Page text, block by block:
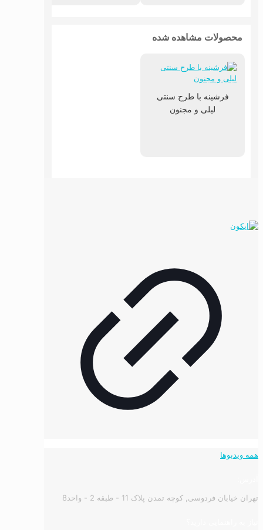
محصولات مشاهده شده
فرشینه با طرح سنتی
لیلی و مجنون
همه ویدیوها
تهران خیابان فردوسی, کوچه تمدن پلاک 11 - طبقه 2 - واحد8